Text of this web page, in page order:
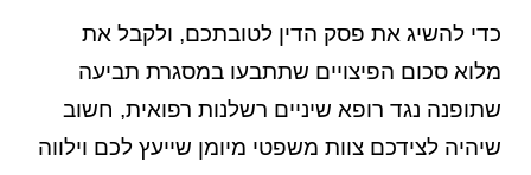
כדי להשיג את פסק הדין לטובתכם, ולקבל את
מלוא סכום הפיצויים שתתבעו במסגרת תביעה
שתופנה נגד רופא שיניים רשלנות רפואית, חשוב
שיהיה לצידכם צוות משפטי מיומן שייעץ לכם וילווה